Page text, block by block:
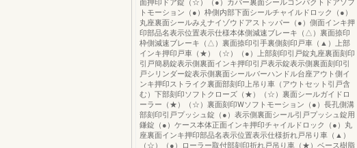
面押印ドア錠（☆）（●）カバー裏面シールコンパクトドアソフ
トモーション（●）枠側内部下面シールチャイルドロック（●）
丸座裏面シールみえナイゾウドアストッパー（●）側面インキ押
印部品名表示位置表示仕様本体側減速ブレーキ（△）裏面捺印
枠側減速ブレーキ（△）裏面捺印引手裏側刻印戸車（▲）上部
インキ押印戸車（★）（☆）（●）上部刻印引戸錠丸座裏面刻印
引戸簡易錠表示側裏面インキ押印引戸表示錠表示側裏面刻印引
戸シリンダー錠表示側裏面シールバーハンドル台座アウト側イ
ンキ押印ストライク裏面部刻印上吊り車（アウトセット引戸含
む）下部刻印ソフトクローズ（★）（☆）裏面シールガイドロ
ーラー（★）（☆）裏面刻印Wソフトモーション（●）長孔側溝
部刻印引戸プッシュ錠（●）表示側裏面シール引戸プッシュ錠用
鎌錠（●）ケース本体正面インキ押印チャイルドロック（●）丸
座裏面インキ押印部品名表示位置表示仕様折れ戸吊り車（▲）
（☆）（●）ローラー取付部刻印折れ戸吊り車（★）ベース樹脂